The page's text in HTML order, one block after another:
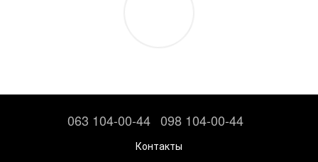
063 104-00-44 098 104-00-44
Контакты